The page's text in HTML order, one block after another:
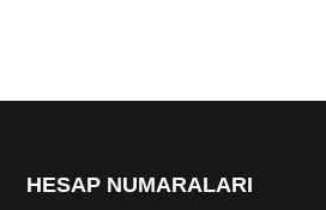
HESAP NUMARALARI